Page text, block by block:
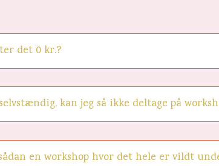
det 0 kr.?
kan jeg så ikke deltage på
en workshop hvor det hele er vildt